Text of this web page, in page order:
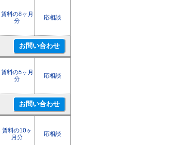
賃料の8ヶ月
分
応相談
賃料の5ヶ月
分
応相談
賃料の10ヶ
月分
応相談